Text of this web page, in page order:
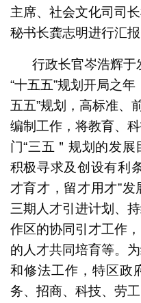
主席、社会文化司司
秘书长龚志明进行汇报
行政长官岑浩辉
“十五五”规划开局之
五五”规划，高标准、
编制工作，将教育、
门“三五＂规划的发
积极寻求及创设有利
才育才，留才用才”
三期人才引进计划、
作区的协同引才工作
的人才共同培育等。
和修法工作，特区政
务、招商、科技、劳